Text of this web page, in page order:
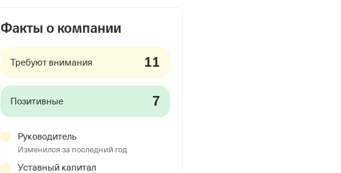
Факты о компании
Требуют внимания 11
Позитивные 7
Руководитель
Изменился за последний год
Уставный капитал